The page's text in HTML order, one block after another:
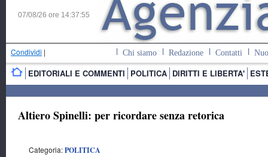
07/08/26 ore 14:37:56
Condividi | Chi siamo Redazione Contatti
EDITORIALI E COMMENTI POLITICA DIRITTI E LIBERTA'
Altiero Spinelli: per ricordare senza retorica
Categoria:POLITICA